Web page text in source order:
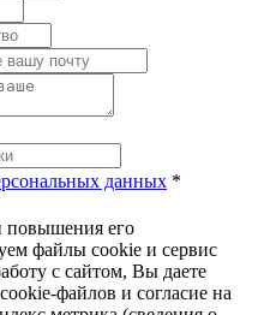
данных *
повышения его
файлы cookie и сервис
с сайтом, Вы даете
файлов и согласие на